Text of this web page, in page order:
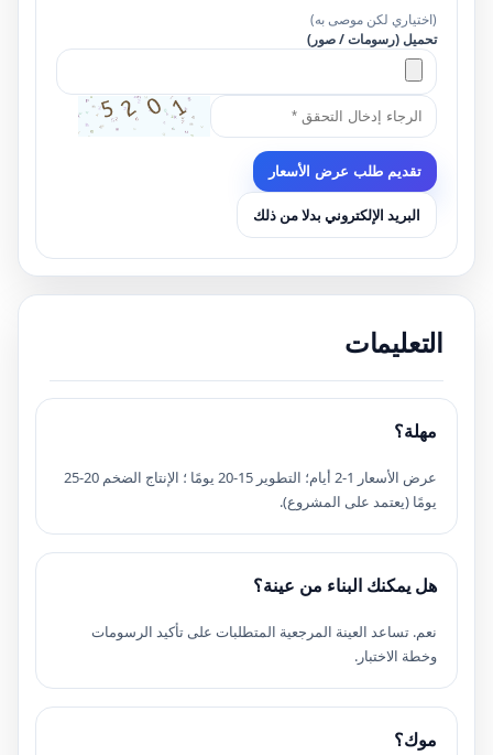
(اختياري لكن موصى به)
تحميل (رسومات / صور)
تقديم طلب عرض الأسعار
البريد الإلكتروني بدلا من ذلك
التعليمات
مهلة؟
عرض الأسعار 1-2 أيام؛ التطوير 15-20 يومًا ؛ الإنتاج الضخم 20-25
يومًا (يعتمد على المشروع).
هل يمكنك البناء من عينة؟
نعم. تساعد العينة المرجعية المتطلبات على تأكيد الرسومات
وخطة الاختبار.
موك؟